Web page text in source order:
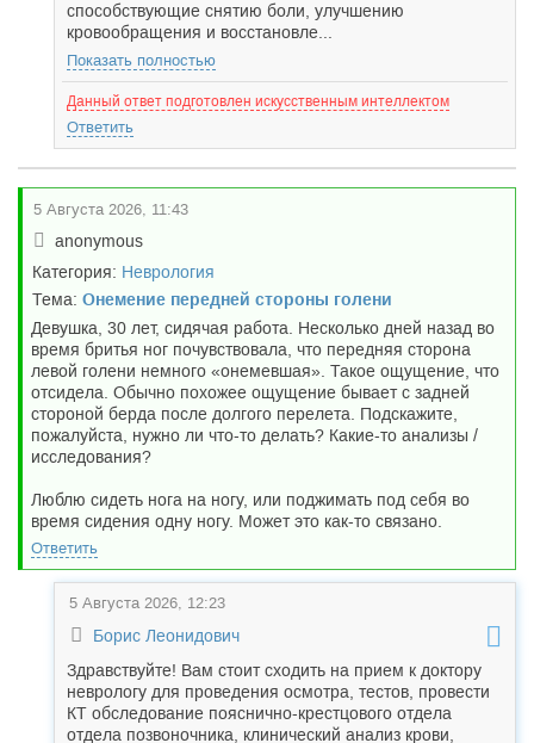
способствующие снятию боли, улучшению
кровообращения и восстановле...
Показать полностью
Данный ответ подготовлен искусственным интеллектом
Ответить
5 Августа 2026, 11:43
anonymous
Категория: Неврология
Тема: Онемение передней стороны голени
Девушка, 30 лет, сидячая работа. Несколько дней назад во
время бритья ног почувствовала, что передняя сторона
левой голени немного «онемевшая». Такое ощущение, что
отсидела. Обычно похожее ощущение бывает с задней
стороной берда после долгого перелета. Подскажите,
пожалуйста, нужно ли что-то делать? Какие-то анализы /
исследования?
Люблю сидеть нога на ногу, или поджимать под себя во
время сидения одну ногу. Может это как-то связано.
Ответить
5 Августа 2026, 12:23
Борис Леонидович
Здравствуйте! Вам стоит сходить на прием к доктору
неврологу для проведения осмотра, тестов, провести
КТ обследование пояснично-крестцового отдела
отдела позвоночника, клинический анализ крови,